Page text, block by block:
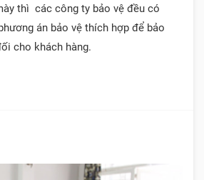
thì các công ty bảo vệ đều có
án bảo vệ thích hợp để bảo
cho khách hàng.